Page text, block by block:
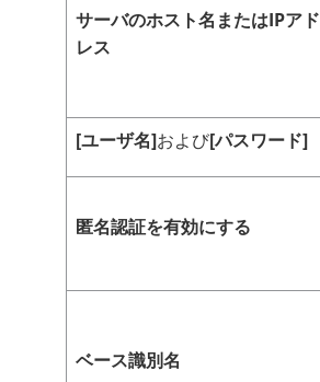
サーバのホスト名またはIPアド
レス
[ユーザ名]および[パスワード]
匿名認証を有効にする
ベース識別名